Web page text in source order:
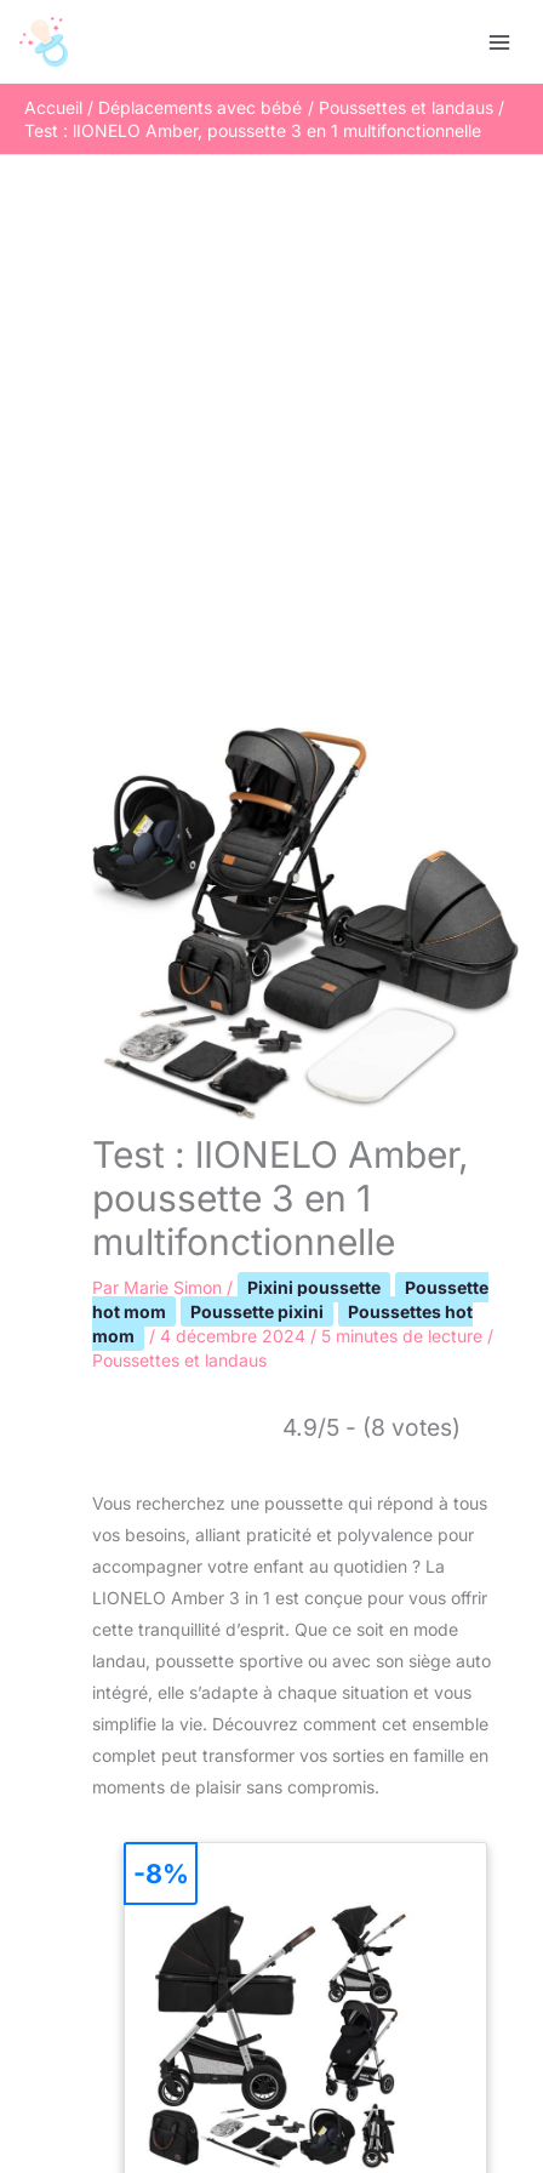
Accueil
Déplacements avec bébé
Poussettes et landaus
Test : lIONELO Amber, poussette 3 en 1 multifonctionnelle
Test : lIONELO Amber,
poussette 3 en 1
multifonctionnelle
Par Marie Simon / Pixini poussette
Poussette
hot mom
Poussette pixini
Poussettes hot
mom
/ 4 décembre 2024 / 5 minutes de lecture /
Poussettes et landaus
4.9/5 - (8 votes)
Vous recherchez une poussette qui répond à tous
vos besoins, alliant praticité et polyvalence pour
accompagner votre enfant au quotidien ? La
LIONELO Amber 3 in 1 est conçue pour vous offrir
cette tranquillité d’esprit. Que ce soit en mode
landau, poussette sportive ou avec son siège auto
intégré, elle s’adapte à chaque situation et vous
simplifie la vie. Découvrez comment cet ensemble
complet peut transformer vos sorties en famille en
moments de plaisir sans compromis.
-8%
e
c
h
e